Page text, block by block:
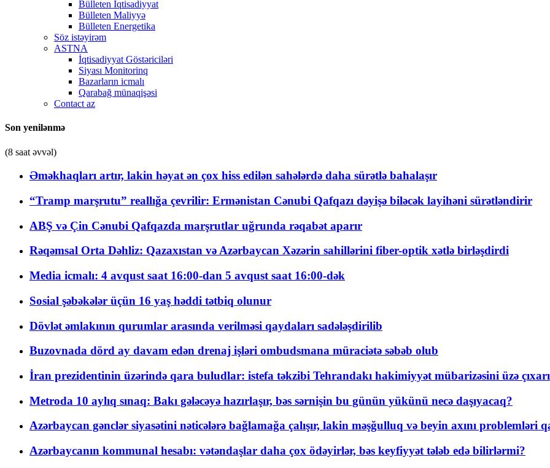
Bülleten İqtisadiyyat
Bülleten Maliyyə
Bülleten Energetika
Söz istəyirəm
ASTNA
İqtisadiyyat Göstəriciləri
Siyası Monitorinq
Bazarların icmalı
Qarabağ münaqişəsi
Contact az
Son yenilənmə
(8 saat əvvəl)
Əməkhaqları artır, lakin həyat ən çox hiss edilən sahələrdə daha sürətlə bahalaşır
“Tramp marşrutu” reallığa çevrilir: Ermənistan Cənubi Qafqazı dəyişə biləcək layihəni sürətləndirir
ABŞ və Çin Cənubi Qafqazda marşrutlar uğrunda rəqabət aparır
Rəqəmsal Orta Dəhliz: Qazaxıstan və Azərbaycan Xəzərin sahillərini fiber-optik xətlə birləşdirdi
Media icmalı: 4 avqust saat 16:00-dan 5 avqust saat 16:00-dək
Sosial şəbəkələr üçün 16 yaş həddi tətbiq olunur
Dövlət əmlakının qurumlar arasında verilməsi qaydaları sadələşdirilib
Buzovnada dörd ay davam edən drenaj işləri ombudsmana müraciətə səbəb olub
İran prezidentinin üzərində qara buludlar: istefa təkzibi Tehrandakı hakimiyyət mübarizəsini üzə
Metroda 10 aylıq sınaq: Bakı gələcəyə hazırlaşır, bəs sərnişin bu günün yükünü necə daşıyacaq?
Azərbaycan gənclər siyasətini nəticələrə bağlamağa çalışır, lakin məşğulluq və beyin axını problemləri
Azərbaycanın kommunal hesabı: vətəndaşlar daha çox ödəyirlər, bəs keyfiyyət tələb edə bilirlərmi?